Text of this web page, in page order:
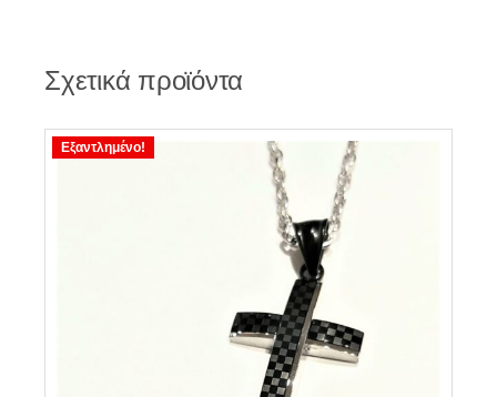
Σχετικά προϊόντα
Εξαντλημένο!